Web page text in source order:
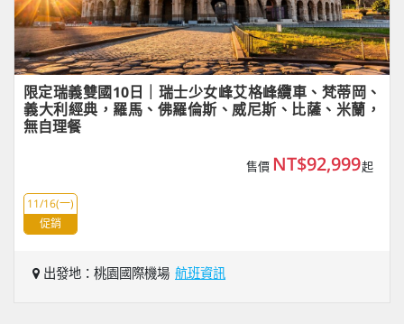
限定瑞義雙國10日｜瑞士少女峰艾格峰纜車、梵蒂岡、
義大利經典，羅馬、佛羅倫斯、威尼斯、比薩、米蘭，
無自理餐
售價 NT$92,999起
11/16(一)
促銷
出發地：桃園國際機場 航班資訊